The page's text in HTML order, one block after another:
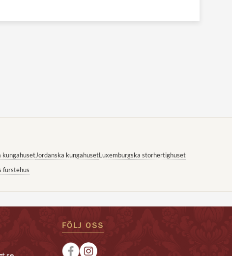
kungahusetJordanska kungahusetLuxemburgska storhertighuset
furstehus
FÖLJ OSS